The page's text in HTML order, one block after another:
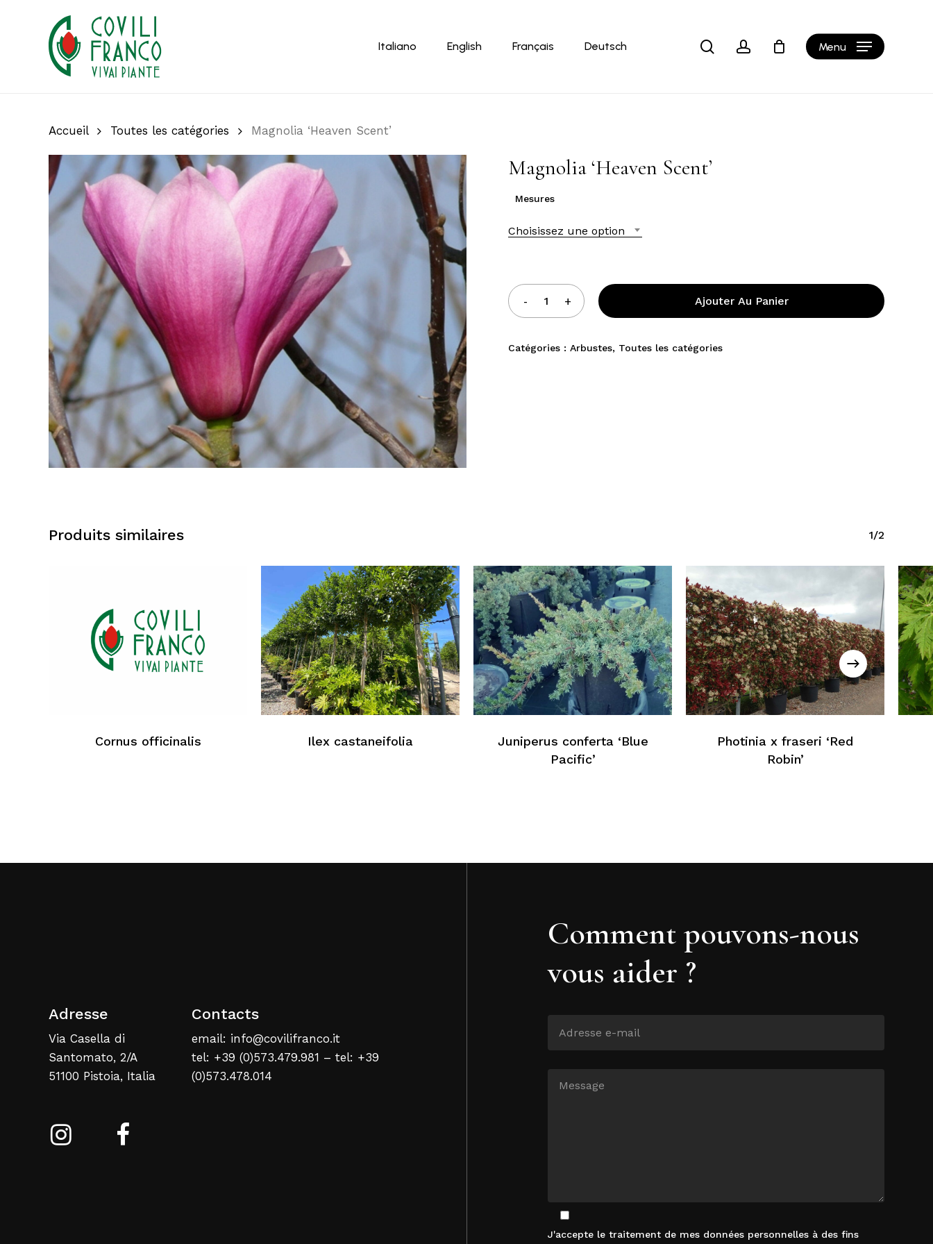
Italiano English Français Deutsch searchaccount Menu Cart
Aucun produit dans le panier
Retour À La Liste Web
Accueil Toutes les catégories Magnolia ‘Heaven Scent’
Magnolia ‘Heaven Scent’
Mesures
Choisissez une option
Ajouter Au Panier
Catégories :Arbustes, Toutes les catégories
Produits similaires 1/2
Cornus officinalis Ilex castaneifolia
Juniperus conferta ‘Blue
Pacific’
Photinia x fraseri ‘Red
Robin’
Adresse
Via Casella di
Santomato, 2/A
51100 Pistoia, Italia
Contacts
email: info@covilifranco.it
tel: +39 (0)573.479.981 – tel: +39
(0)573.478.014
Comment pouvons-nous
vous aider ?
J'accepte le traitement de mes données personnelles à des fins